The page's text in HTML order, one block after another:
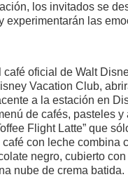
los invitados se
experimentarán las
café oficial de Walt
Vacation Club,
a la estación en
de cafés, pasteles y
Flight Latte” que
con leche combina
negro, cubierto
nube de crema batida.